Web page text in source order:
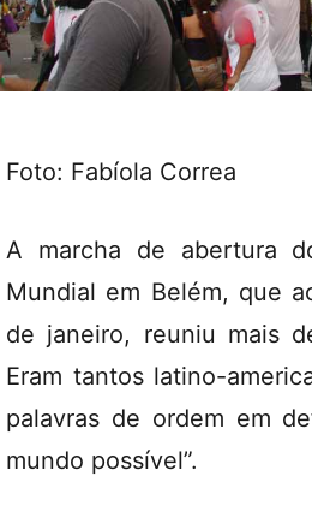
Foto: Fabíola Correa
A marcha de abertura
Mundial em Belém, que
de janeiro, reuniu mais
Eram tantos latino-
palavras de ordem em
mundo possível”.